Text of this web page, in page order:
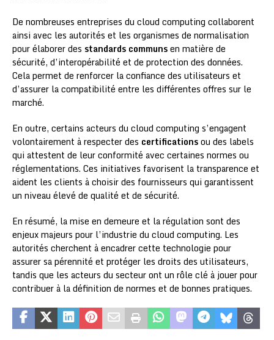
De nombreuses entreprises du cloud computing collaborent
ainsi avec les autorités et les organismes de normalisation
pour élaborer des standards communsen matière de
sécurité, d’interopérabilité et de protection des données.
Cela permet de renforcer la confiance des utilisateurs et
d’assurer la compatibilité entre les différentes offres sur le
marché.
En outre, certains acteurs du cloud computing s’engagent
volontairement à respecter des certificationsou des labels
qui attestent de leur conformité avec certaines normes ou
réglementations. Ces initiatives favorisent la transparence et
aident les clients à choisir des fournisseurs qui garantissent
un niveau élevé de qualité et de sécurité.
En résumé, la mise en demeure et la régulation sont des
enjeux majeurs pour l’industrie du cloud computing. Les
autorités cherchent à encadrer cette technologie pour
assurer sa pérennité et protéger les droits des utilisateurs,
tandis que les acteurs du secteur ont un rôle clé à jouer pour
contribuer à la définition de normes et de bonnes pratiques.